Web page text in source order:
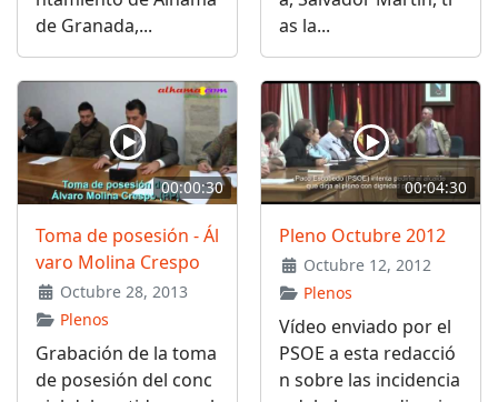
de Granada,...
as la...
00:00:30
Toma de posesión - Ál
varo Molina Crespo
Octubre 28, 2013
Plenos
Grabación de la toma
de posesión del conc
00:04:30
Pleno Octubre 2012
Octubre 12, 2012
Plenos
Vídeo enviado por el
PSOE a esta redacció
n sobre las incidencia